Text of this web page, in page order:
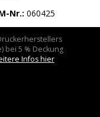
Nr.: 060425
bei 5 % Deckung
Infos hier